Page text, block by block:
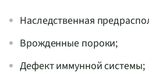
Наследственная
Врожденные пороки;
Дефект иммунной системы;